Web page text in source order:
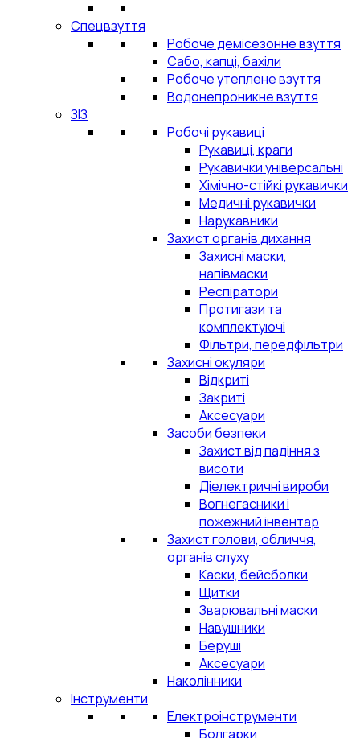
Спецвзуття
Робоче демісезонне взуття
Сабо, капці, бахіли
Робоче утеплене взуття
Водонепроникне взуття
ЗІЗ
Робочі рукавиці
Рукавиці, краги
Рукавички універсальні
Хімічно-стійкі рукавички
Медичні рукавички
Нарукавники
Захист органів дихання
Захисні маски,
напівмаски
Респіратори
Протигази та
комплектуючі
Фільтри, передфільтри
Захисні окуляри
Відкриті
Закриті
Аксесуари
Засоби безпеки
Захист від падіння з
висоти
Діелектричні вироби
Вогнегасники і
пожежний інвентар
Захист голови, обличчя,
органів слуху
Каски, бейсболки
Щитки
Зварювальні маски
Навушники
Беруші
Аксесуари
Наколінники
Інструменти
Електроінструменти
Болгарки